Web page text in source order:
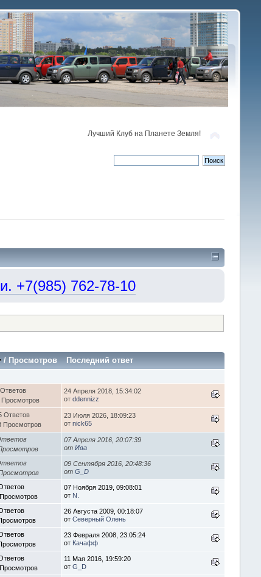
Лучший Клуб на Планете Земля!
+7(985) 762-78-10
/ Просмотров Последний ответ
Просмотров
24 Апреля 2018, 15:34:02
от ddennizz
Ответов
Просмотров
23 Июля 2026, 18:09:23
от nick65
07 Апреля 2016, 20:07:39
от Ива
09 Сентября 2016, 20:48:36
от G_D
07 Ноября 2019, 09:08:01
от N.
26 Августа 2009, 00:18:07
от Северный Олень
23 Февраля 2008, 23:05:24
от Качафф
11 Мая 2016, 19:59:20
от G_D